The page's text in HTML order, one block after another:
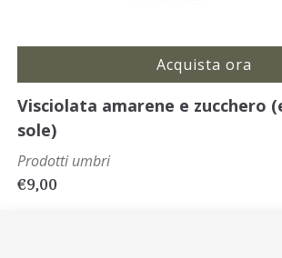
Acquista ora
Visciolata amarene e zucchero
sole)
Prodotti umbri
€9,00